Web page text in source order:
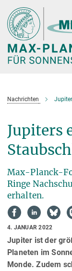
Hauptinhalt
Nachrichten
Jupiters
Max-Planck-
Ringe
erhalten.
4. JANUAR 2022
Jupiter ist der
Planeten im
Monde. Zudem